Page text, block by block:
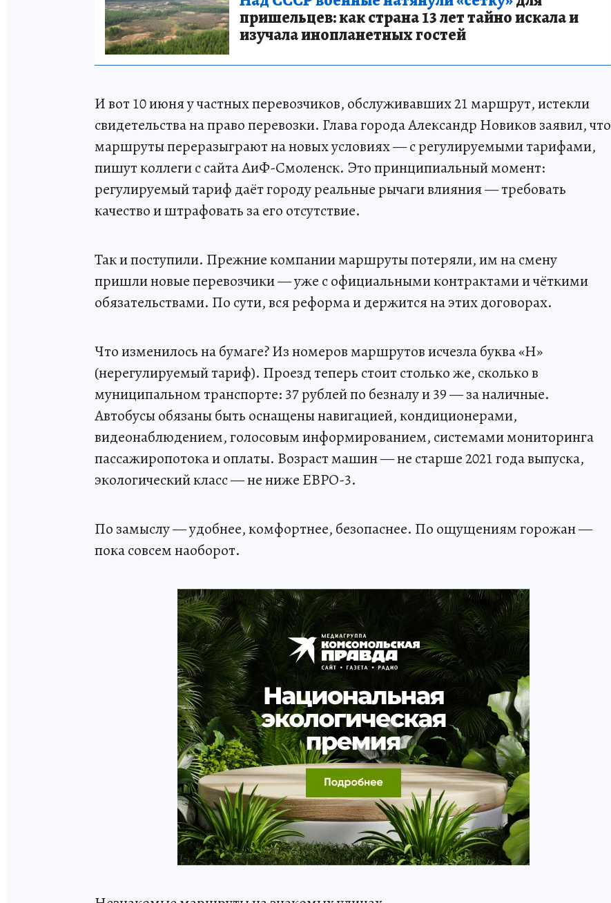
пришельцев: как страна 13 лет тайно искала и
изучала инопланетных гостей
И вот 10 июня у частных перевозчиков, обслуживавших 21 маршрут, истекли
свидетельства на право перевозки. Глава города Александр Новиков заявил, что
маршруты переразыграют на новых условиях — с регулируемыми тарифами,
пишут коллеги с сайта АиФ-Смоленск. Это принципиальный момент:
регулируемый тариф даёт городу реальные рычаги влияния — требовать
качество и штрафовать за его отсутствие.
Так и поступили. Прежние компании маршруты потеряли, им на смену
пришли новые перевозчики — уже с официальными контрактами и чёткими
обязательствами. По сути, вся реформа и держится на этих договорах.
Что изменилось на бумаге? Из номеров маршрутов исчезла буква «Н»
(нерегулируемый тариф). Проезд теперь стоит столько же, сколько в
муниципальном транспорте: 37 рублей по безналу и 39 — за наличные.
Автобусы обязаны быть оснащены навигацией, кондиционерами,
видеонаблюдением, голосовым информированием, системами мониторинга
пассажиропотока и оплаты. Возраст машин — не старше 2021 года выпуска,
экологический класс — не ниже ЕВРО-3.
По замыслу — удобнее, комфортнее, безопаснее. По ощущениям горожан —
пока совсем наоборот.